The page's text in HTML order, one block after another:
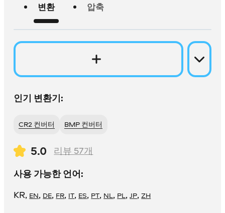
변환 압축
인기 변환기:
CR2 컨버터 BMP 컨버터
5.0 리뷰 57개
사용 가능한 언어:
KR, EN, DE, FR, IT, ES, PT, NL, PL,JP,ZH